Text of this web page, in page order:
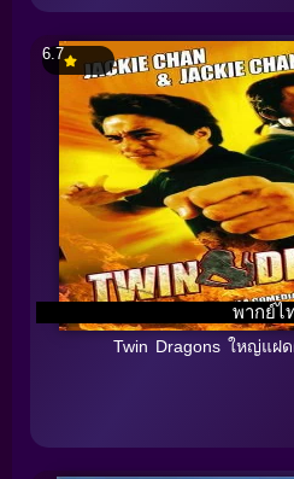
พากย์ไ
6.7
Twin Dragons ใหญ่แฝ